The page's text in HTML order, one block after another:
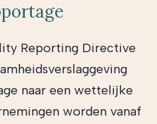
Reporting Directive
naar een wettelijke
worden vanaf